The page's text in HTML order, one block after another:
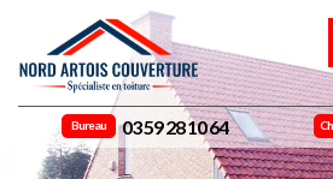
Bureau 03 59 28 10 64